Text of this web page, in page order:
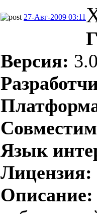
27-Авг-2009 03:11
Версия:
Язык
Лицензия:
Описание: